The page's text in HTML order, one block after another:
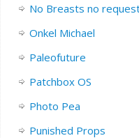
No Breasts no
Onkel Michael
Paleofuture
Patchbox OS
Photo Pea
Punished Props